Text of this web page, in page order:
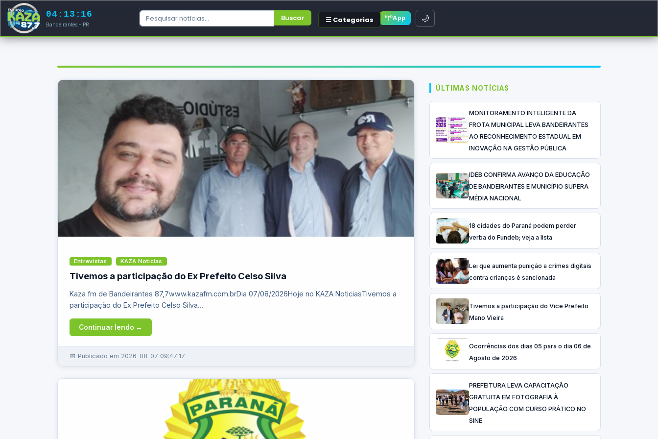
04:13:16
Bandeirantes - PR
Buscar ☰ Categorias App 🌙